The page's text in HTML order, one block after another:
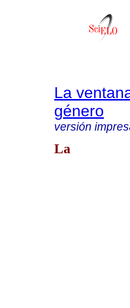
La
género
versión
La